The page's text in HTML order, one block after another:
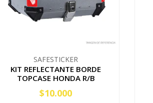
SAFESTICKER
KIT REFLECTANTE BORDE
TOPCASE HONDA R/B
+
$10.000